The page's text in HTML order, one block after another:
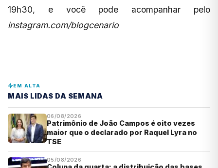
19h30, e você pode acompanhar pelo
instagram.com/blogcenario
EM ALTA
MAIS LIDAS DA SEMANA
06/08/2026
Patrimônio de João Campos é oito vezes
maior que o declarado por Raquel Lyra no
TSE
05/08/2026